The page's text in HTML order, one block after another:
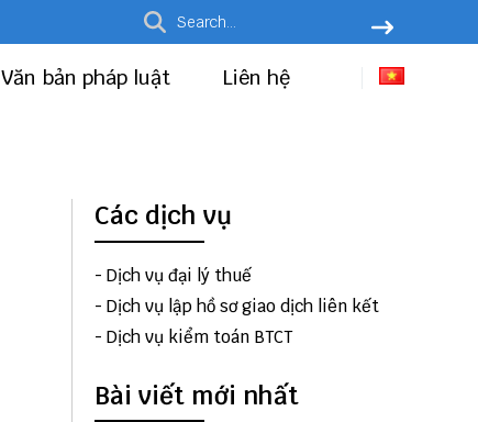
Văn bản pháp luật Liên hệ
Các dịch vụ
- Dịch vụ đại lý thuế
- Dịch vụ lập hồ sơ giao dịch liên kết
- Dịch vụ kiểm toán BTCT
Bài viết mới nhất